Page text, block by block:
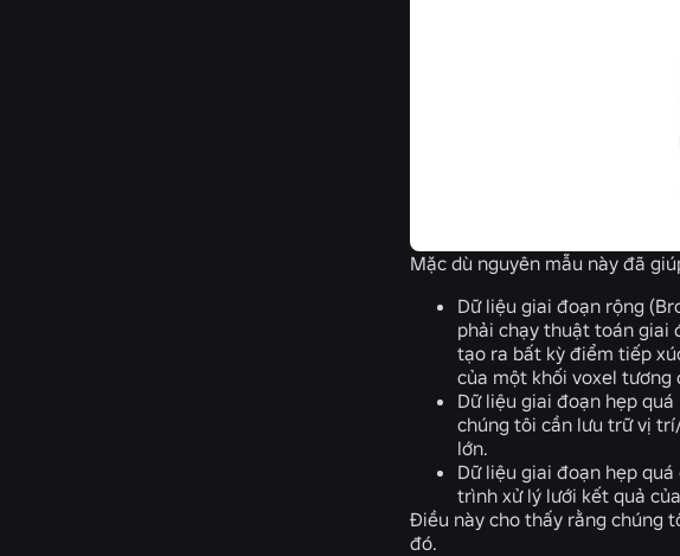
Mặc dù nguyên mẫu này đã
Dữ liệu giai đoạn rộng
phải chạy thuật toán giai
tạo ra bất kỳ điểm tiếp
của một khối voxel tương
Dữ liệu giai đoạn hẹp quá
chúng tôi cần lưu trữ vị
lớn.
Dữ liệu giai đoạn hẹp
trình xử lý lưới kết quả
Điều này cho thấy rằng chúng
đó.